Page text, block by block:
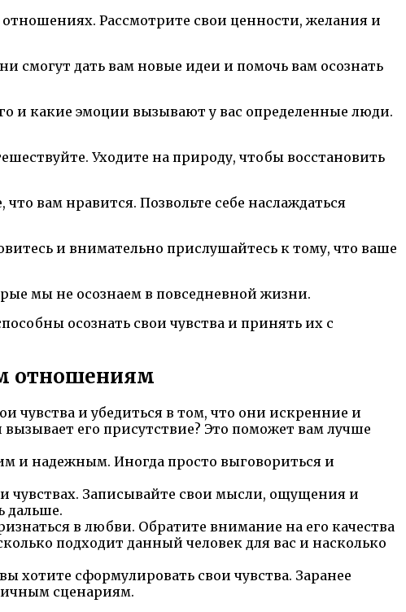
отношениях. Рассмотрите свои ценности, желания и
смогут дать вам новые идеи и помочь вам осознать
и какие эмоции вызывают у вас определенные люди.
Уходите на природу, чтобы восстановить
вам нравится. Позвольте себе наслаждаться
и внимательно прислушайтесь к тому, что ваше
мы не осознаем в повседневной жизни.
осознать свои чувства и принять их с
отношениям
чувства и убедиться в том, что они искренние и
его присутствие? Это поможет вам лучше
и надежным. Иногда просто выговориться и
чувствах. Записывайте свои мысли, ощущения и
дальше.
в любви. Обратите внимание на его качества
подходит данный человек для вас и насколько
хотите сформулировать свои чувства. Заранее
сценариям.